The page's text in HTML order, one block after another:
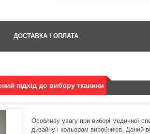
ДОСТАВКА І ОПЛАТА
підхід до вибору тканини
Особливу увагу при виборі медичної
дизайну і кольорам виробників. Даний